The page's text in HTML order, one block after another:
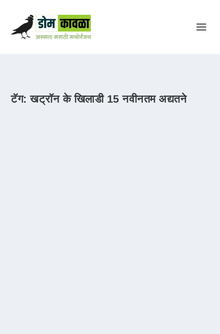
टॅग:खट्रॉन के खिलाडी 15 नवीनतम अद्यतने